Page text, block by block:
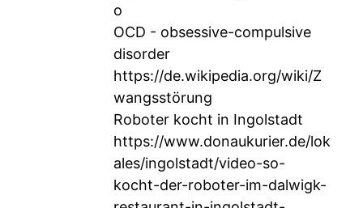
o
OCD - obsessive-compulsive
disorder
https://de.wikipedia.org/wiki/Z
wangsstörung
Roboter kocht in Ingolstadt
https://www.donaukurier.de/lok
ales/ingolstadt/video-so-
kocht-der-roboter-im-dalwigk-